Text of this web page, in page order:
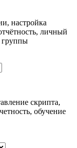
настройка
личный
группы
скрипта,
обучение